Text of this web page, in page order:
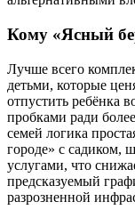
Кому «Ясный
Лучше всего
детьми, которые
отпустить ребёнка
пробками ради
семей логика
городе» с садиком,
услугами, что
предсказуемый
разрозненной